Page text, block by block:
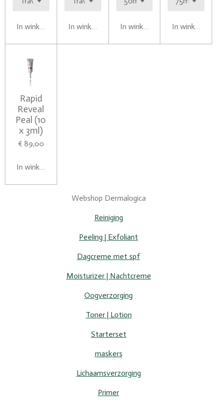
In winkelwagen In winkelwagen In winkelwagen In
Rapid
Reveal
Peal (10
x 3ml)
€ 89,00
In winkelwagen
Webshop Dermalogica
Reiniging
Peeling | Exfoliant
Dagcreme met spf
Moisturizer | Nachtcreme
Oogverzorging
Toner | Lotion
Starterset
maskers
Lichaamsverzorging
Primer